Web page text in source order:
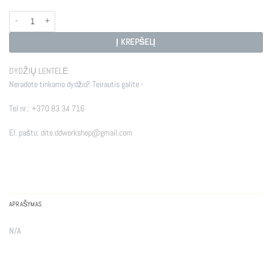
produkto kiekis: WR - SIX
Į KREPŠELĮ
DYDŽIŲ LENTELĖ
Neradote tinkamo dydžio? Teirautis galite -
Tel nr.: +370 83 34 716
El. paštu: dite.ddworkshop@gmail.com
APRAŠYMAS
N/A